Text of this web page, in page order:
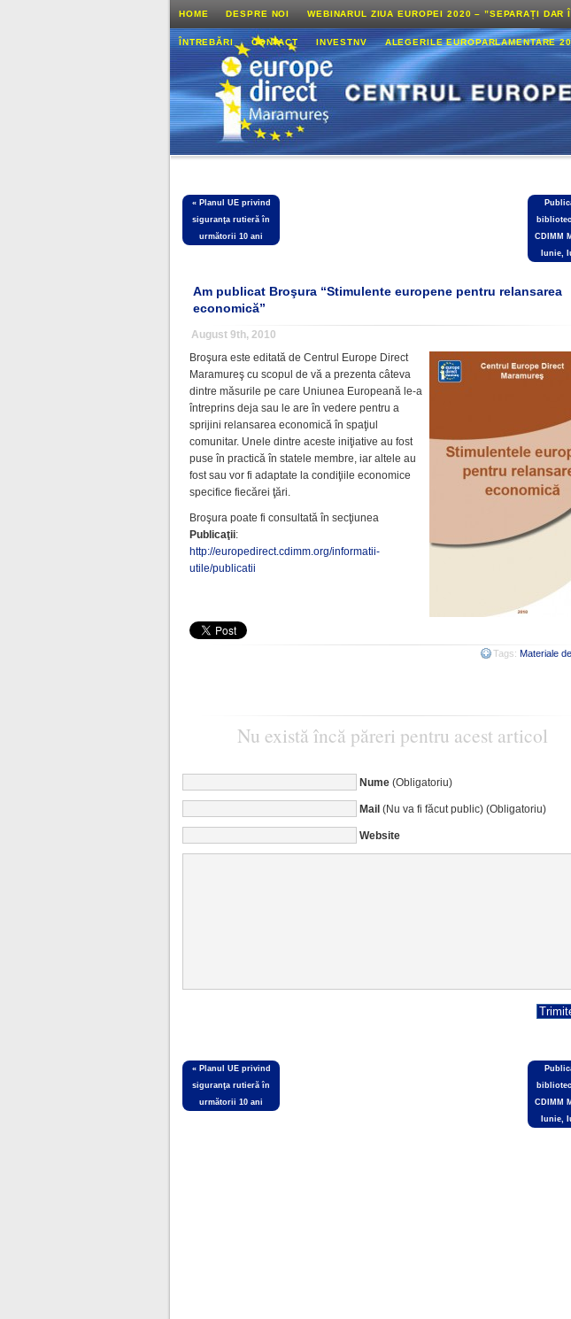
HOME DESPRE NOI WEBINARUL ZIUA EUROPEI 2020 – ”SEPARAȚI DAR
ÎNTREBĂRI CONTACT INVESTNV ALEGERILE EUROPARLAMENTARE
« Planul UE privind
siguranţa rutieră în
următorii 10 ani
CDIMM
Iunie,
Am publicat Broşura “Stimulente europene pentru relansarea
economică”
August 9th, 2010
Broşura este editată de Centrul Europe Direct
Maramureş cu scopul de vă a prezenta câteva
dintre măsurile pe care Uniunea Europeană le-a
întreprins deja sau le are în vedere pentru a
sprijini relansarea economică în spaţiul
comunitar. Unele dintre aceste iniţiative au fost
puse în practică în statele membre, iar altele au
fost sau vor fi adaptate la condiţiile economice
specifice fiecărei ţări.
Broşura poate fi consultată în secţiunea
Publicaţii:
http://europedirect.cdimm.org/informatii-
utile/publicatii
Tags:Materiale
Nu există încă păreri pentru acest articol
Nume(Obligatoriu)
Mail(Nu va fi făcut public) (Obligatoriu)
Website
« Planul UE privind
siguranţa rutieră în
următorii 10 ani
CDIMM
Iunie,